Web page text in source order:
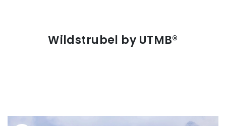
Wildstrubel by UTMB®